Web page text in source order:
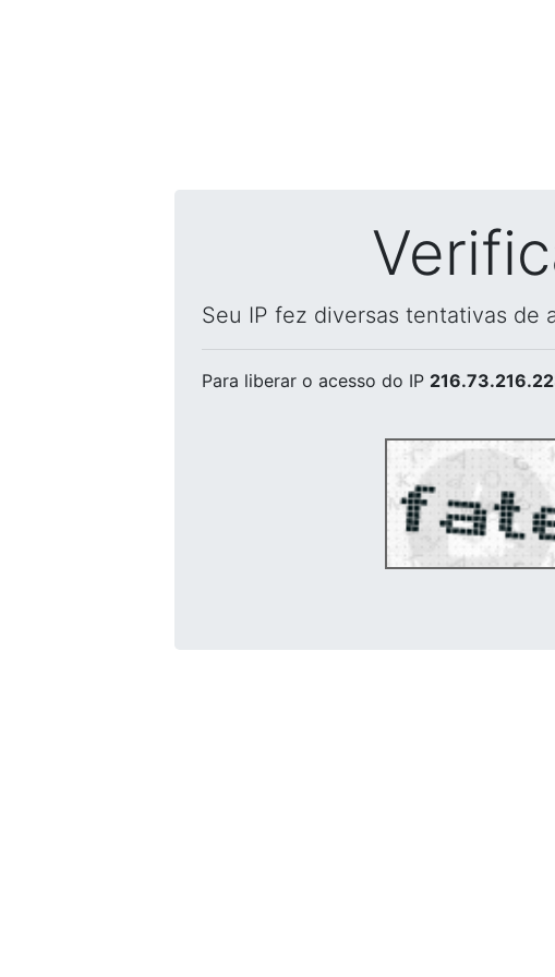
Seu IP fez diversas tentativas de
Para liberar o acesso do IP